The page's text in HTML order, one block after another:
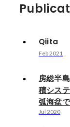
Qiita
Feb 2021
房総半
積シス
弧海盆
Jul 2020